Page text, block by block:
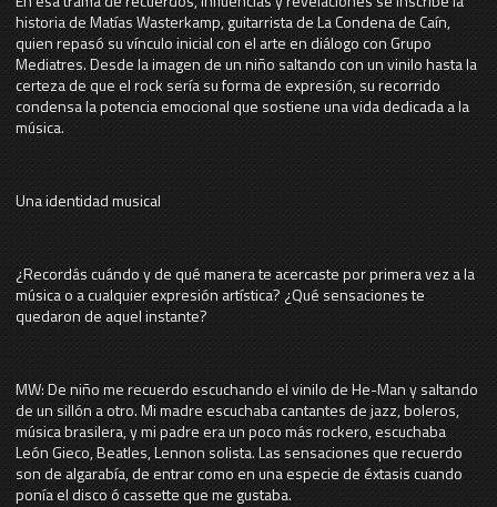
historia de Matías Wasterkamp, guitarrista de La Condena de Caín,
quien repasó su vínculo inicial con el arte en diálogo con Grupo
Mediatres. Desde la imagen de un niño saltando con un vinilo hasta la
certeza de que el rock sería su forma de expresión, su recorrido
condensa la potencia emocional que sostiene una vida dedicada a la
música.
Una identidad musical
¿Recordás cuándo y de qué manera te acercaste por primera vez a la
música o a cualquier expresión artística? ¿Qué sensaciones te
quedaron de aquel instante?
MW: De niño me recuerdo escuchando el vinilo de He-Man y saltando
de un sillón a otro. Mi madre escuchaba cantantes de jazz, boleros,
música brasilera, y mi padre era un poco más rockero, escuchaba
León Gieco, Beatles, Lennon solista. Las sensaciones que recuerdo
son de algarabía, de entrar como en una especie de éxtasis cuando
ponía el disco ó cassette que me gustaba.